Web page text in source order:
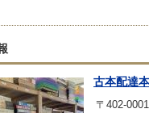
古本配達
〒402-0001